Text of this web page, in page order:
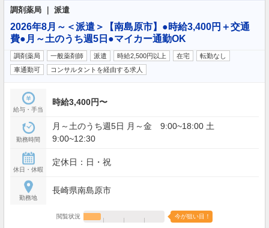
調剤薬局 ｜ 派遣
2026年8月～＜派遣＞【南島原市】●時給3,400円＋交通
費●月～土のうち週5日●マイカー通勤OK
調剤薬局 一般薬剤師 派遣 時給2,500円以上 在宅
転勤なし
車通勤可
コンサルタントを経由する求人
給与・手当
時給3,400円〜
勤務時間
月～土のうち週5日 月～金 9:00~18:00 土
9:00~12:30
休日・休暇
定休日：日・祝
勤務地
長崎県南島原市
閲覧状況 今が狙い目！